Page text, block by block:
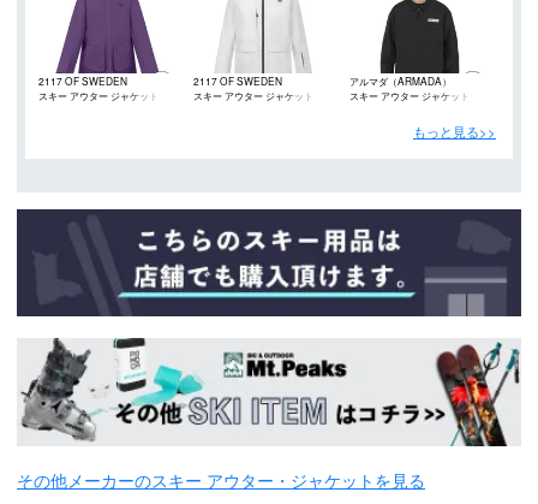
2117 OF SWEDEN
スキー アウター ジャケット
2117 OF SWEDEN
スキー アウター ジャケット
アルマダ（ARMADA）
スキー アウター ジャケット
もっと見る>>
その他メーカーのスキー アウター・ジャケットを見る